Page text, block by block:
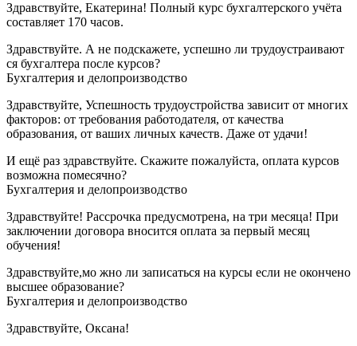
Здравствуйте, Екатерина! Полный курс бухгалтерского учёта
составляет 170 часов.
Здравствуйте. А не подскажете, успешно ли трудоустраивают
ся бухгалтера после курсов?
Бухгалтерия и делопроизводство
Здравствуйте, Успешность трудоустройства зависит от многих
факторов: от требования работодателя, от качества
образования, от ваших личных качеств. Даже от удачи!
И ещё раз здравствуйте. Скажите пожалуйста, оплата курсов
возможна помесячно?
Бухгалтерия и делопроизводство
Здравствуйте! Рассрочка предусмотрена, на три месяца! При
заключении договора вносится оплата за первый месяц
обучения!
Здравствуйте,мо жно ли записаться на курсы если не окончено
высшее образование?
Бухгалтерия и делопроизводство
Здравствуйте, Оксана!